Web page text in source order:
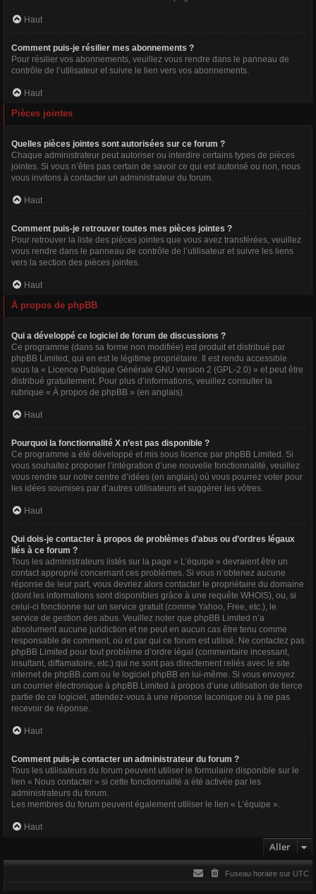
Haut
Comment puis-je résilier mes abonnements ?
Pour résilier vos abonnements, veuillez vous rendre dans le panneau de
contrôle de l’utilisateur et suivre le lien vers vos abonnements.
Haut
Pièces jointes
Quelles pièces jointes sont autorisées sur ce forum ?
Chaque administrateur peut autoriser ou interdire certains types de pièces
jointes. Si vous n’êtes pas certain de savoir ce qui est autorisé ou non, nous
vous invitons à contacter un administrateur du forum.
Haut
Comment puis-je retrouver toutes mes pièces jointes ?
Pour retrouver la liste des pièces jointes que vous avez transférées, veuillez
vous rendre dans le panneau de contrôle de l’utilisateur et suivre les liens
vers la section des pièces jointes.
Haut
À propos de phpBB
Qui a développé ce logiciel de forum de discussions ?
Ce programme (dans sa forme non modifiée) est produit et distribué par
phpBB Limited , qui en est le légitime propriétaire. Il est rendu accessible
sous la « Licence Publique Générale GNU version 2 (GPL-2.0) » et peut être
distribué gratuitement. Pour plus d’informations, veuillez consulter la
rubrique « À propos de phpBB » (en anglais).
Haut
Pourquoi la fonctionnalité X n’est pas disponible ?
Ce programme a été développé et mis sous licence par phpBB Limited. Si
vous souhaitez proposer l’intégration d’une nouvelle fonctionnalité, veuillez
vous rendre sur notre centre d’idées (en anglais) où vous pourrez voter pour
les idées soumises par d’autres utilisateurs et suggérer les vôtres.
Haut
Qui dois-je contacter à propos de problèmes d’abus ou d’ordres légaux
liés à ce forum ?
Tous les administrateurs listés sur la page « L’équipe » devraient être un
contact approprié concernant ces problèmes. Si vous n’obtenez aucune
réponse de leur part, vous devriez alors contacter le propriétaire du domaine
(dont les informations sont disponibles grâce à une requête WHOIS), ou, si
celui-ci fonctionne sur un service gratuit (comme Yahoo, Free, etc.), le
service de gestion des abus. Veuillez noter que phpBB Limited n’a
absolument aucune juridiction et ne peut en aucun cas être tenu comme
responsable de comment, où et par qui ce forum est utilisé. Ne contactez pas
phpBB Limited pour tout problème d’ordre légal (commentaire incessant,
insultant, diffamatoire, etc.) qui ne sont pas directement reliés avec le site
internet de phpBB.com ou le logiciel phpBB en lui-même. Si vous envoyez
un courrier électronique à phpBB Limited à propos d’une utilisation de tierce
partie de ce logiciel, attendez-vous à une réponse laconique ou à ne pas
recevoir de réponse.
Haut
Comment puis-je contacter un administrateur du forum ?
Tous les utilisateurs du forum peuvent utiliser le formulaire disponible sur le
lien « Nous contacter » si cette fonctionnalité a été activée par les
administrateurs du forum.
Les membres du forum peuvent également utiliser le lien « L’équipe ».
Haut
Aller
Fuseau horaire sur UTC